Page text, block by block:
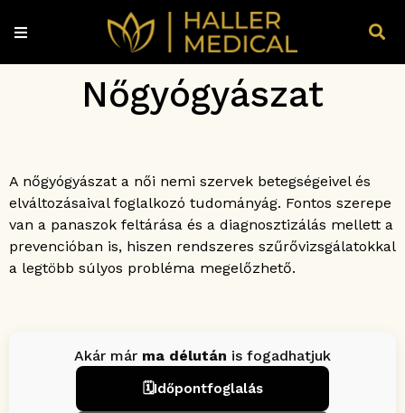
Nőgyógyászat
A nőgyógyászat a női nemi szervek betegségeivel és
elváltozásaival foglalkozó tudományág. Fontos szerepe
van a panaszok feltárása és a diagnosztizálás mellett a
prevencióban is, hiszen rendszeres szűrővizsgálatokkal
a legtöbb súlyos probléma megelőzhető.
Akár már ma délután is fogadhatjuk
🗓️Időpontfoglalás